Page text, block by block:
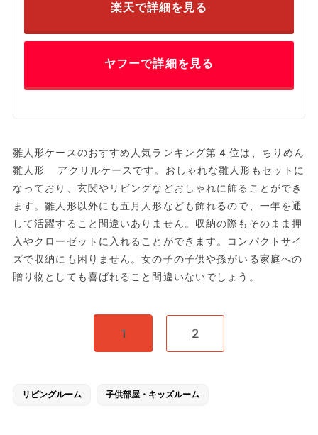
楽天で詳細を見る
ヤフーで詳細を見る
雛人形ケースのおすすめ人気ランキング第4位は、ちりめん
雛人形 アクリルケースです。おしゃれな雛人形もセットに
なっており、玄関やリビングなどおしゃれに飾ることができ
ます。雛人形以外にも五月人形なども飾れるので、一年を通
して活躍すること間違いありません。収納の際もそのまま押
入やクローゼットに入れることができます。コンパクトサイ
ズで収納にも困りません。女の子の子供や孫がいる家庭への
贈り物としても喜ばれること間違いないでしょう。
1 2
リビングルーム 子供部屋・キッズルーム